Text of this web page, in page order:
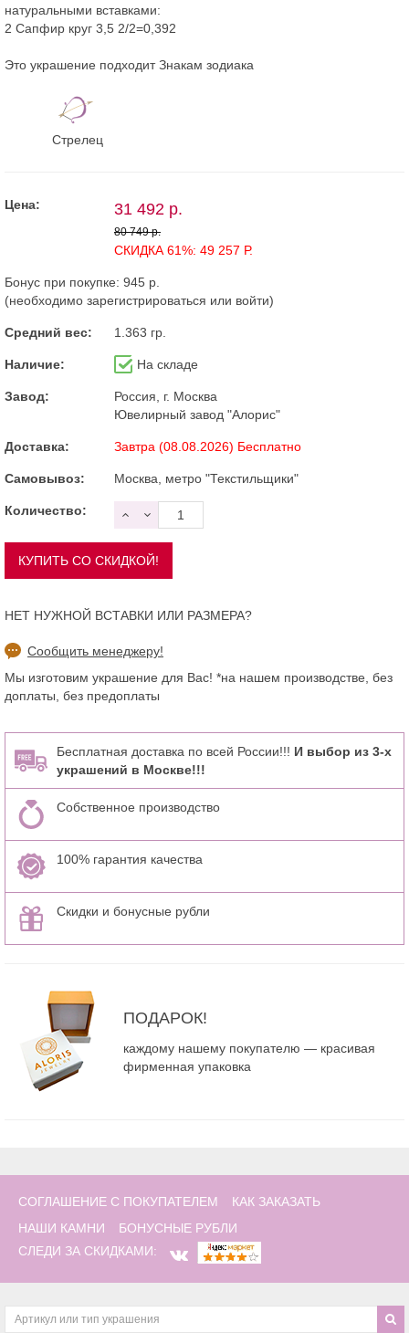
натуральными вставками:
2 Сапфир круг 3,5 2/2=0,392
Это украшение подходит Знакам зодиака
Стрелец
Цена: 31 492 р.
80 749 р.
СКИДКА 61%: 49 257 Р.
Бонус при покупке: 945 р.
(необходимо зарегистрироваться или войти)
Средний вес: 1.363 гр.
Наличие: На складе
Завод:
Россия, г. Москва
Ювелирный завод "Алорис"
Доставка: Завтра (08.08.2026) Бесплатно
Самовывоз: Москва, метро "Текстильщики"
Количество:
НЕТ НУЖНОЙ ВСТАВКИ ИЛИ РАЗМЕРА?
Сообщить менеджеру!
Мы изготовим украшение для Вас! *на нашем производстве, без
доплаты, без предоплаты
Бесплатная доставка по всей России!!! И выбор из 3-х
украшений в Москве!!!
Собственное производство
100% гарантия качества
Скидки и бонусные рубли
ПОДАРОК!
каждому нашему покупателю — красивая
фирменная упаковка
СОГЛАШЕНИЕ С ПОКУПАТЕЛЕМ
КАК ЗАКАЗАТЬ
НАШИ КАМНИ
БОНУСНЫЕ РУБЛИ
СЛЕДИ ЗА СКИДКАМИ: